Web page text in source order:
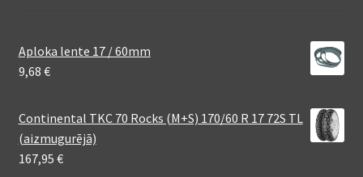
Aploka lente 17 / 60mm
9,68 €
Continental TKC 70 Rocks (M+S) 170/60 R 17 72S TL
(aizmugurējā)
167,95 €